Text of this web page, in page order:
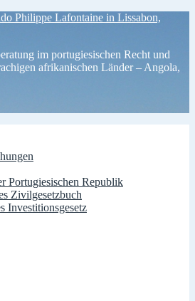
Philippe Lafontaine in Lissabon,
im portugiesischen Recht und
afrikanischen Länder – Angola,
Portugiesischen Republik
Zivilgesetzbuch
Investitionsgesetz